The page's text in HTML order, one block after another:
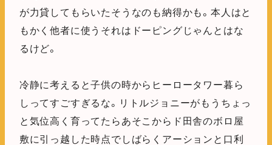
が力貸してもらいたそうなのも納得かも。本人はと
もかく他者に使うそれはドーピングじゃんとはな
るけど。
冷静に考えると子供の時からヒーロータワー暮ら
しってすごすぎるな。リトルジョニーがもうちょっ
と気位高く育ってたらあそこからド田舎のボロ屋
敷に引っ越した時点でしばらくアーションと口利